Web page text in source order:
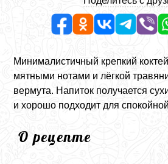
Минималистичный крепкий
мятными нотами и лёгкой
вермута. Напиток получается
и хорошо подходит для
О рецепте